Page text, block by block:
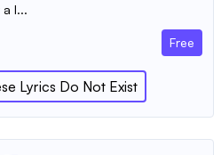
l...
Free
Lyrics Do Not Exist